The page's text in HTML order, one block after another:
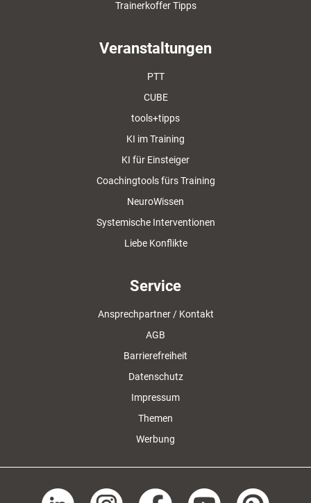
Trainerkoffer Tipps
Veranstaltungen
PTT
CUBE
tools+tipps
KI im Training
KI für Einsteiger
Coachingtools fürs Training
NeuroWissen
Systemische Interventionen
Liebe Konflikte
Service
Ansprechpartner / Kontakt
AGB
Barrierefreiheit
Datenschutz
Impressum
Themen
Werbung